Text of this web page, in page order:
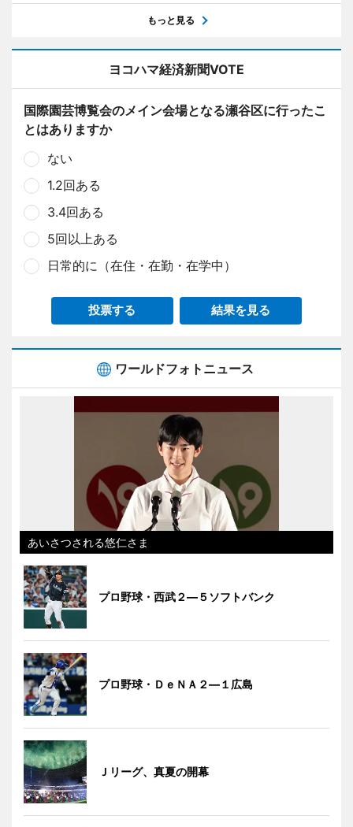
もっと見る
ヨコハマ経済新聞VOTE
国際園芸博覧会のメイン会場となる瀬谷区に行ったこ
とはありますか
ない
1.2回ある
3.4回ある
5回以上ある
日常的に（在住・在勤・在学中）
投票する 結果を見る
ワールドフォトニュース
あいさつされる悠仁さま
プロ野球・西武２―５ソフトバンク
プロ野球・ＤｅＮＡ２―１広島
Ｊリーグ、真夏の開幕